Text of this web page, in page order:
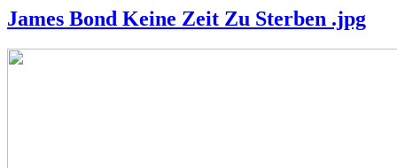
James Bond Keine Zeit Zu Sterben .jpg